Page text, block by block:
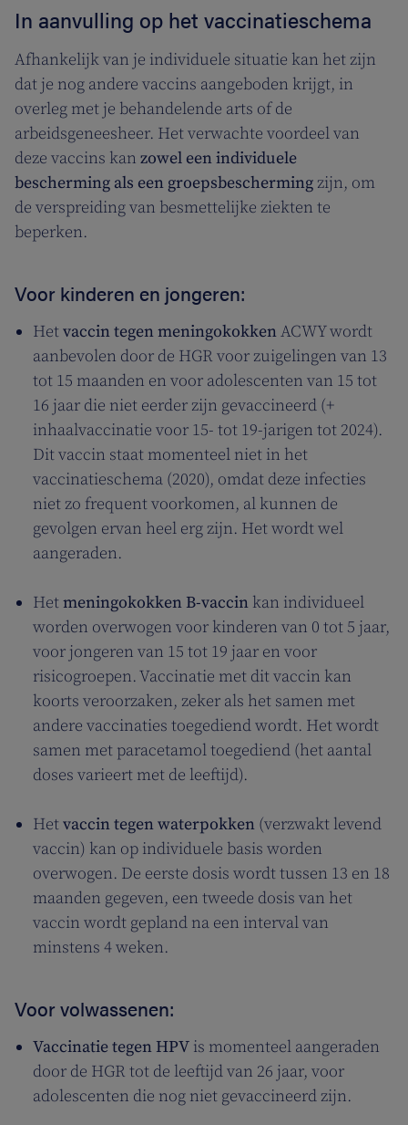
In aanvulling op het vaccinatieschema
Afhankelijk van je individuele situatie kan het zijn
dat je nog andere vaccins aangeboden krijgt, in
overleg met je behandelende arts of de
arbeidsgeneesheer. Het verwachte voordeel van
deze vaccins kan zowel een individuele
bescherming als een groepsbescherming zijn, om
de verspreiding van besmettelijke ziekten te
beperken.
Voor kinderen en jongeren:
Hetvaccin tegen meningokokkenACWY wordt
aanbevolen door de HGR voor zuigelingen van 13
tot 15 maanden en voor adolescenten van 15 tot
16 jaar die niet eerder zijn gevaccineerd (+
inhaalvaccinatie voor 15- tot 19-jarigen tot 2024).
Dit vaccin staat momenteel niet in het
vaccinatieschema (2020), omdat deze infecties
niet zo frequent voorkomen, al kunnen de
gevolgen ervan heel erg zijn. Het wordt wel
aangeraden.
Hetmeningokokken B-vaccin kan individueel
worden overwogen voor kinderen van 0 tot 5 jaar,
voor jongeren van 15 tot 19 jaar en voor
risicogroepen. Vaccinatie met dit vaccin kan
koorts veroorzaken, zeker als het samen met
andere vaccinaties toegediend wordt. Het wordt
samen met paracetamol toegediend (het aantal
doses varieert met de leeftijd).
Hetvaccin tegen waterpokken (verzwakt levend
vaccin) kan op individuele basis worden
overwogen. De eerste dosis wordt tussen 13 en 18
maanden gegeven, een tweede dosis van het
vaccin wordt gepland na een interval van
minstens 4 weken.
Voor volwassenen:
Vaccinatie tegen HPV is momenteel aangeraden
door de HGR tot de leeftijd van 26 jaar, voor
adolescenten die nog niet gevaccineerd zijn.